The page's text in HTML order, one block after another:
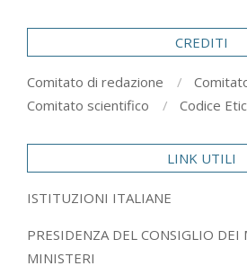
CREDITI
Comitato di redazione
Comitato scientifico
Codice
LINK UTILI
ISTITUZIONI ITALIANE
PRESIDENZA DEL CONSIGLIO DEI
MINISTERI